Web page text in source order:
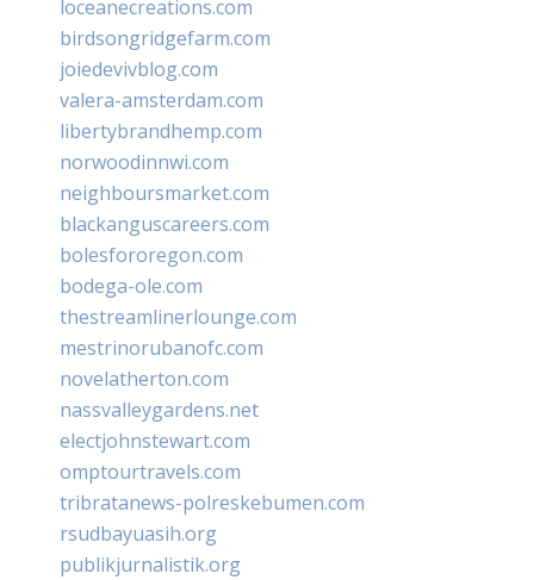
loceanecreations.com
birdsongridgefarm.com
joiedevivblog.com
valera-amsterdam.com
libertybrandhemp.com
norwoodinnwi.com
neighboursmarket.com
blackanguscareers.com
bolesfororegon.com
bodega-ole.com
thestreamlinerlounge.com
mestrinorubanofc.com
novelatherton.com
nassvalleygardens.net
electjohnstewart.com
omptourtravels.com
tribratanews-polreskebumen.com
rsudbayuasih.org
publikjurnalistik.org